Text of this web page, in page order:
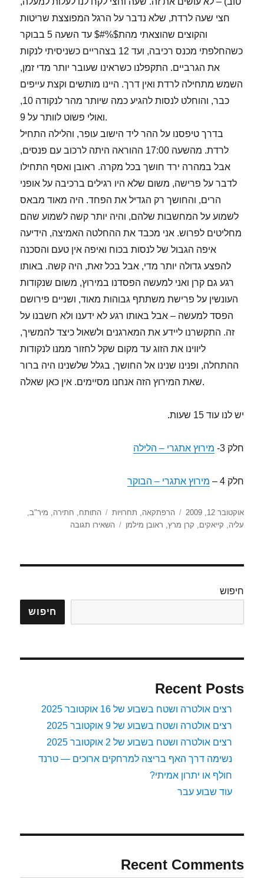
חצי שעה לרדת, שלא נדבר על הרגל המפוצצת שריטות
והקוצים שהוצאתי מהת$%#$ עד השעה 5 בבוקר
כשהחלפתי מכנס רכיבה, ועד 12 בצהריים כשניסיתי לנקות
את הגרביים. התקפלנו כשראינו שעובר יותר מדי זמן,
השמש מתחילה לרדת ואין דרך. היינו מותשים וקצת עייפים
כבר, והוחלט לנסות להגיע כמה שיותר מהר לנקודה 10,
ואולי פשוט לוותר על 9.
‎בדרך טיפסנו על ההר ליד הישוב עופר, והלילה התחיל
לרדת. מהשעה 17:00 ההוראה היתה לרכוב עם פנסים,
אבל במהרה ירד חושך בכל מקרה. ראובן ואסף התחילו
לדבר על פרישה, משום שלא היו רגילים ברכיבה על אופני
הרים, והחושך רק הגדיל את הפחד. היה מאוד מבאס
לשמוע על המחשבות שלהם, והיה יותר קשה לשמוע שהם
מחליטים לפרוש. אני מכבד את ההחלטה האמיצה, הידיעה
איפה הגבול של לנסות בכוח ואיפה אין טעם והסכנה
להפצע גדולה יותר מדי, אבל בכל זאת, היה קשה. באותו
רגע גם קרן ואני למעשה הפסדנו במירוץ, משום שנקודות
העונשין על פרישת משתתף גבוהות מאוד, ושניים פירושם
הפסד למעשה – אבל באותו רגע לא ידענו ולא חשבנו על
זה. התקשרנו ליידע את המארגנים ולשאול כיצד להמשיך,
ליווינו את הזוג עד מקום שקל לחזור ממנו לנקודות
ההתחלה, ופנינו שנינו אל החושך, בגלל שלשנינו היה ברור
שאת המירוץ הזה אנחנו מסיימים. אין כאן שאלה.
יש לנו עוד 15 שעות.
חלק 3- מירוץ אתגרי – הלילה
חלק 4 – מירוץ אתגרי – הבוקר
פורסם
בתאריך
אוקטובר 12, 2009 קטגוריות
הרפתקאה תחרויות תגיות
התותח חתירה מיר"ב
עליה
קייאקים קרן מרץ ראובן מילמן השאירו תגובה
חיפוש
חיפוש
Recent Posts
רצים אולטרה ושטח בשבוע של 16 אוקטובר 2025
רצים אולטרה ושטח בשבוע של 9 אוקטובר 2025
רצים אולטרה ושטח בשבוע של 2 אוקטובר 2025
נשימה דרך האף בריצה למרחקים ארוכים — טרנד
חולף או יתרון אמיתי?
עוד שבוע עבר
Recent Comments